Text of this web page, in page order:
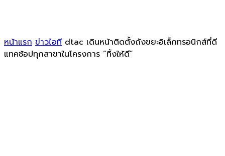
หน้าแรก ข่าวไอที dtac เดินหน้าติดตั้งถังขยะอิเล็กทรอนิกส์ที่ดี
แทคช้อปทุกสาขาในโครงการ “ทิ้งให้ดี”